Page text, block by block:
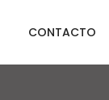
CONTACTO